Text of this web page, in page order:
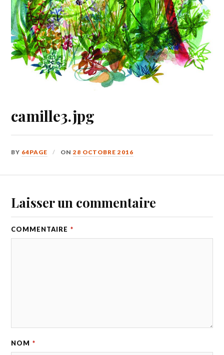
camille3.jpg
BY 64PAGE ON28 OCTOBRE 2016
Laisser un commentaire
COMMENTAIRE *
NOM *